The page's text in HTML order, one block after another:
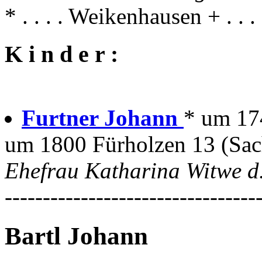
* . . . . Weikenhausen + . . .
K i n d e r :
Furtner Johann * um
um 1800 Fürholzen 13
Ehefrau Katharina Witwe
Bartl Johann